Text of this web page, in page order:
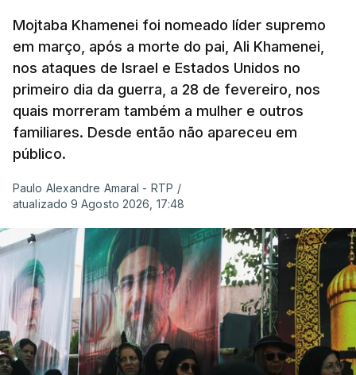
Mojtaba Khamenei foi nomeado líder supremo
em março, após a morte do pai, Ali Khamenei,
nos ataques de Israel e Estados Unidos no
primeiro dia da guerra, a 28 de fevereiro, nos
quais morreram também a mulher e outros
familiares. Desde então não apareceu em
público.
Paulo Alexandre Amaral - RTP /
atualizado 9 Agosto 2026, 17:48